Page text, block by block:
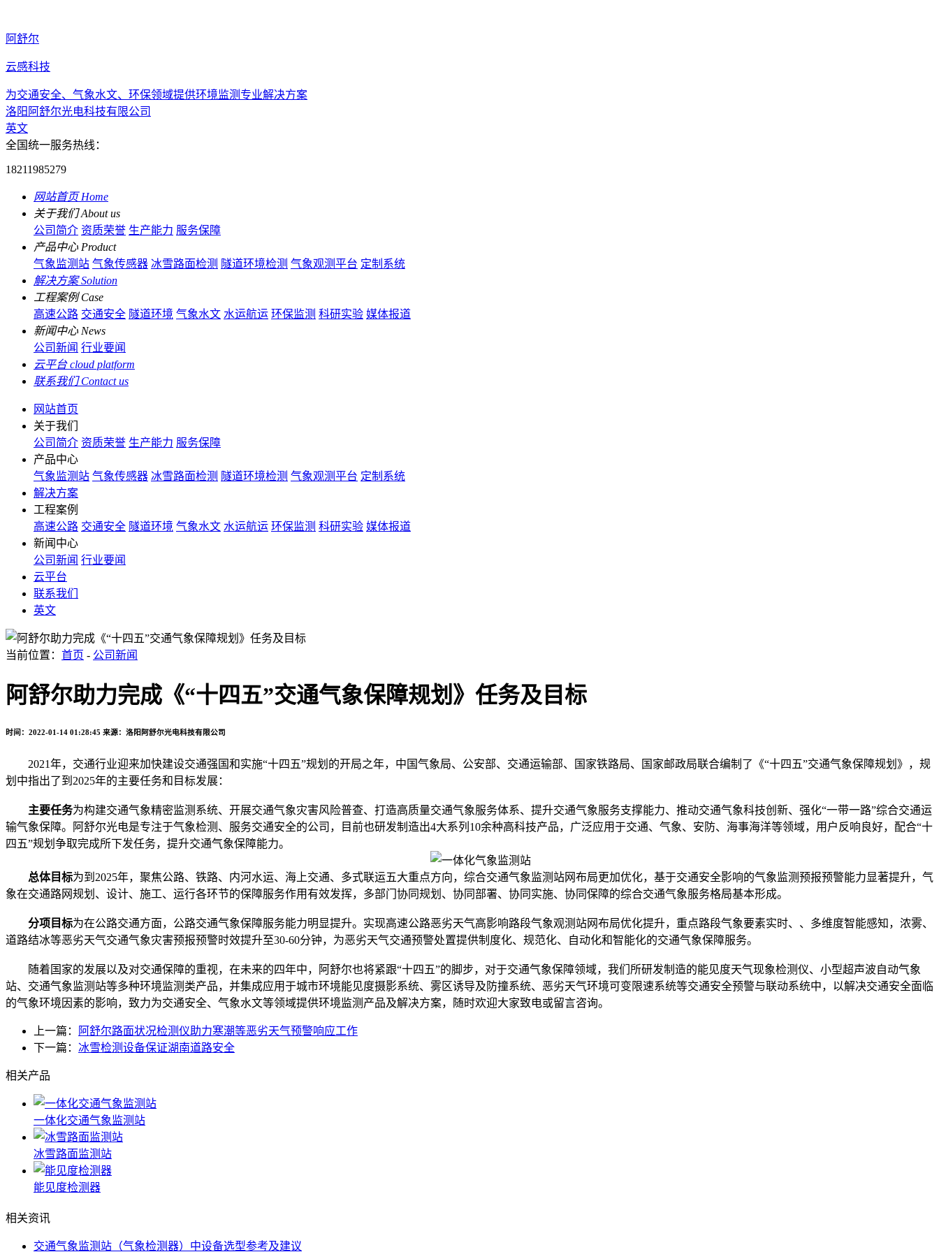
阿舒尔
云感科技
为交通安全、气象水文、环保领域提供环境监测专业解决方案
洛阳阿舒尔光电科技有限公司
英文
全国统一服务热线：
18211985279
网站首页 Home
关于我们 About us
公司简介 资质荣誉 生产能力 服务保障
产品中心 Product
气象监测站 气象传感器 冰雪路面检测 隧道环境检测 气象观测平台 定制系统
解决方案 Solution
工程案例 Case
高速公路 交通安全 隧道环境 气象水文 水运航运 环保监测 科研实验 媒体报道
新闻中心 News
公司新闻 行业要闻
云平台 cloud platform
联系我们 Contact us
网站首页
关于我们
公司简介 资质荣誉 生产能力 服务保障
产品中心
气象监测站 气象传感器 冰雪路面检测 隧道环境检测 气象观测平台 定制系统
解决方案
工程案例
高速公路 交通安全 隧道环境 气象水文 水运航运 环保监测 科研实验 媒体报道
新闻中心
公司新闻 行业要闻
云平台
联系我们
英文
当前位置： 首页 - 公司新闻
阿舒尔助力完成《“十四五”交通气象保障规划》任务及目标
时间：2022-01-14 01:28:45 来源：洛阳阿舒尔光电科技有限公司
2021年，交通行业迎来加快建设交通强国和实施“十四五”规划的开局之年，中国气象局、公安部、交通运输部、国家铁路局、国家邮政局联合编制了《“十四五”交通气象保障规划》，规
划中指出了到2025年的主要任务和目标发展：
主要任务为构建交通气象精密监测系统、开展交通气象灾害风险普查、打造高质量交通气象服务体系、提升交通气象服务支撑能力、推动交通气象科技创新、强化“一带一路”综合交通运
输气象保障。阿舒尔光电是专注于气象检测、服务交通安全的公司，目前也研发制造出4大系列10余种高科技产品，广泛应用于交通、气象、安防、海事海洋等领域，用户反响良好，配合“十
四五”规划争取完成所下发任务，提升交通气象保障能力。
总体目标为到2025年，聚焦公路、铁路、内河水运、海上交通、多式联运五大重点方向，综合交通气象监测站网布局更加优化，基于交通安全影响的气象监测预报预警能力显著提升，气
象在交通路网规划、设计、施工、运行各环节的保障服务作用有效发挥，多部门协同规划、协同部署、协同实施、协同保障的综合交通气象服务格局基本形成。
分项目标为在公路交通方面，公路交通气象保障服务能力明显提升。实现高速公路恶劣天气高影响路段气象观测站网布局优化提升，重点路段气象要素实时、、多维度智能感知，浓雾、
道路结冰等恶劣天气交通气象灾害预报预警时效提升至30-60分钟，为恶劣天气交通预警处置提供制度化、规范化、自动化和智能化的交通气象保障服务。
随着国家的发展以及对交通保障的重视，在未来的四年中，阿舒尔也将紧跟“十四五”的脚步，对于交通气象保障领域，我们所研发制造的能见度天气现象检测仪、小型超声波自动气象
站、交通气象监测站等多种环境监测类产品，并集成应用于城市环境能见度摄影系统、雾区诱导及防撞系统、恶劣天气环境可变限速系统等交通安全预警与联动系统中，以解决交通安全面临
的气象环境因素的影响，致力为交通安全、气象水文等领域提供环境监测产品及解决方案，随时欢迎大家致电或留言咨询。
上一篇：
阿舒尔路面状况检测仪助力寒潮等恶劣天气预警响应工作
下一篇： 冰雪检测设备保证湖南道路安全
相关产品
一体化交通气象监测站
冰雪路面监测站
能见度检测器
相关资讯
交通气象监测站（气象检测器）中设备选型参考及建议